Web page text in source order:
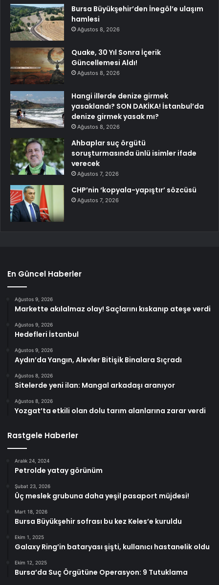
Bursa Büyükşehir’den İnegöl’e ulaşım
hamlesi
Ağustos 8, 2026
Quake, 30 Yıl Sonra İçerik
Güncellemesi Aldı!
Ağustos 8, 2026
Hangi illerde denize girmek
yasaklandı? SON DAKİKA! İstanbul’da
denize girmek yasak mı?
Ağustos 8, 2026
Ahbaplar suç örgütü
soruşturmasında ünlü isimler ifade
verecek
Ağustos 7, 2026
CHP’nin ‘kopyala-yapıştır’ sözcüsü
Ağustos 7, 2026
En Güncel Haberler
Ağustos 9, 2026
Markette akılalmaz olay! Saçlarını kıskanıp ateşe verdi
Ağustos 9, 2026
Hedefleri İstanbul
Ağustos 9, 2026
Aydın’da Yangın, Alevler Bitişik Binalara Sıçradı
Ağustos 8, 2026
Sitelerde yeni ilan: Mangal arkadaşı aranıyor
Ağustos 8, 2026
Yozgat’ta etkili olan dolu tarım alanlarına zarar verdi
Rastgele Haberler
Aralık 24, 2024
Petrolde yatay görünüm
Şubat 23, 2026
Üç meslek grubuna daha yeşil pasaport müjdesi!
Mart 18, 2026
Bursa Büyükşehir sofrası bu kez Keles’e kuruldu
Ekim 1, 2025
Galaxy Ring’in bataryası şişti, kullanıcı hastanelik oldu
Ekim 12, 2025
Bursa’da Suç Örgütüne Operasyon: 9 Tutuklama